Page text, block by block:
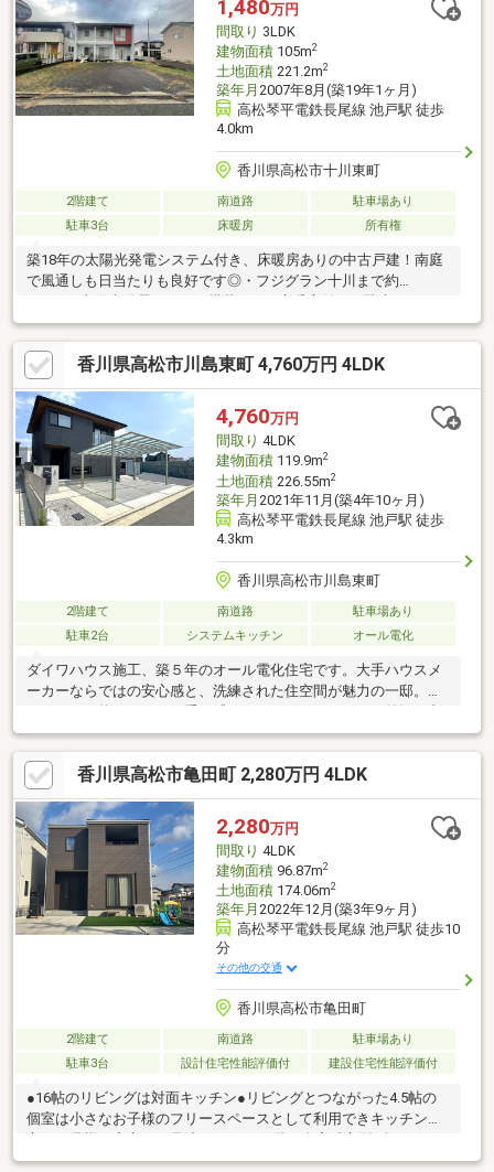
1,480万円
間取り 3LDK
建物面積105m2
土地面積221.2m2
築年月 2007年8月(築19年1ヶ月)
高松琴平電鉄長尾線 池戸駅 徒歩
4.0km
香川県高松市十川東町
2階建て 南道路
駐車場あり
駐車3台
床暖房 所有権
築18年の太陽光発電システム付き、床暖房ありの中古戸建！南庭
で風通しも日当たりも良好です◎・フジグラン十川まで約
4台以上可能♪・LDKは21帖と広く開放的な空間です♪・カウンター
キッチンで自然と家族とのコミュニケーションが増えます♪・南側
がお庭になっており前面には建物がないので日当たりも良好です♪
リフォームのご相談や住宅ローンのご相談も承っております☆ぜ
ひご相談ください！！
香川県高松市川島東町 4,760万円 4LDK
4,760万円
間取り 4LDK
建物面積119.9m2
土地面積226.55m2
築年月 2021年11月(築4年10ヶ月)
高松琴平電鉄長尾線 池戸駅 徒歩
4.3km
香川県高松市川島東町
2階建て 南道路
駐車場あり
駐車2台
システムキッチン オール電化
ダイワハウス施工、築５年のオール電化住宅です。大手ハウスメ
ーカーならではの安心感と、洗練された住空間が魅力の一邸。濃
象的です。家族それぞれの暮らしに対応しやすい４ＬＤＫ＋ＷＩ
Ｃの間取り。ウォークインクロゼットのほか、玄関土間収納、各
居室収納、廊下収納を備え、収納スペースもしっかり確保してい
ます。水回りの設備などは、最新のものを備えています。上質で
ゆとりある住まいを、ぜひ現地でご体感ください。（掲載写真は
CG加工したもので実際と異なる場合があります。）
香川県高松市亀田町 2,280万円 4LDK
2,280万円
間取り 4LDK
建物面積96.87m2
土地面積174.06m2
築年月 2022年12月(築3年9ヶ月)
高松琴平電鉄長尾線 池戸駅 徒歩10
分
その他の交通
香川県高松市亀田町
2階建て 南道路
駐車場あり
駐車3台
設計住宅性能評価付 建設住宅性能評価付
●16帖のリビングは対面キッチン●リビングとつながった4.5帖の
個室は小さなお子様のフリースペースとして利用できキッチンに
もインナーバルコニーなら洗濯物も安心●上下階トイレ、理想の